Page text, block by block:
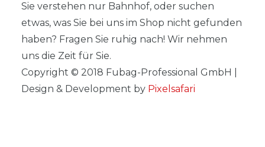
Sie verstehen nur Bahnhof, oder suchen
etwas, was Sie bei uns im Shop nicht gefunden
haben? Fragen Sie ruhig nach! Wir nehmen
uns die Zeit für Sie.
Copyright © 2018 Fubag-Professional GmbH |
Design & Development by Pixelsafari